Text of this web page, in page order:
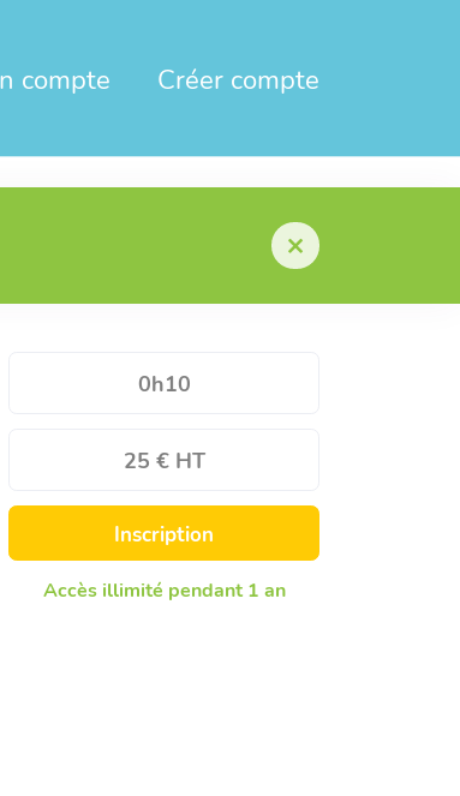
compte Créer compte
0h10
25 € HT
Inscription
Accès illimité pendant 1 an